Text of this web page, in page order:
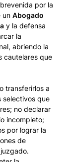
por la
un Abogado
y la defensa
la
abriendo la
cautelares que
transferirlos a
selectivos que
no declarar
incompleto;
por lograr la
de